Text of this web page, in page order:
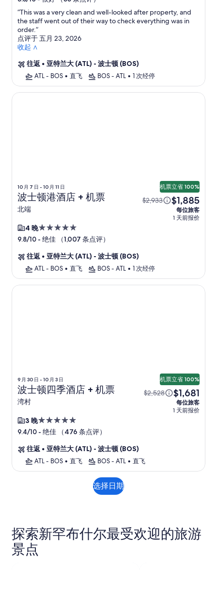
住
宿
“This was a very clean and well-looked after property, and
the staff went out of their way to check everything was in
order.”
点评于 五月 23, 2026
收起 ∧
往返 • 亚特兰大 (ATL) - 波士顿 (BOS)
ATL - BOS • 直飞 BOS - ATL • 1 次经停
10 月 7 日 - 10 月 11 日
波士顿港酒店 + 机票
北端
机票立省 100%
$2,933 $1,885
每位旅客
1 天前报价
4 晚5.0
星
宿
9.8/10 - 绝佳 （1,007 条点评）
往返 • 亚特兰大 (ATL) - 波士顿 (BOS)
ATL - BOS • 直飞 BOS - ATL • 1 次经停
波士顿港酒店
9 月 30 日 - 10 月 3 日
波士顿四季酒店 + 机票
湾村
机票立省 100%
$2,528 $1,681
每位旅客
1 天前报价
3 晚5.0
星
宿
9.4/10 - 绝佳 （476 条点评）
往返 • 亚特兰大 (ATL) - 波士顿 (BOS)
ATL - BOS • 直飞 BOS - ATL • 直飞
波士顿四季酒店
选择日期
探索新罕布什尔最受欢迎的旅游
景点